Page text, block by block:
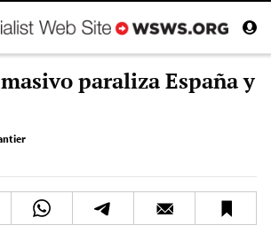
paraliza España y